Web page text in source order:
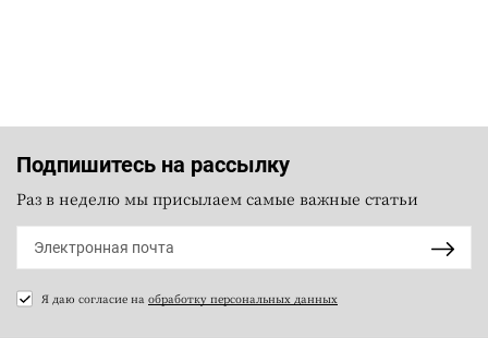
Подпишитесь на рассылку
Раз в неделю мы присылаем самые важные статьи
Я даю согласие на обработку персональных данных